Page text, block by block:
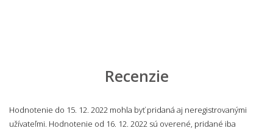
Recenzie
Hodnotenie do 15. 12. 2022 mohla byť pridaná aj neregistrovanými
užívateľmi. Hodnotenie od 16. 12. 2022 sú overené, pridané iba